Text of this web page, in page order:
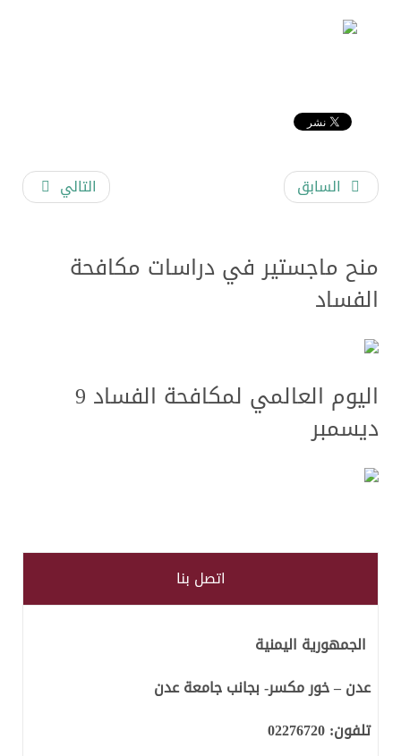
السابق التالي
منح ماجستير في دراسات مكافحة
الفساد
اليوم العالمي لمكافحة الفساد 9
ديسمبر
اتصل بنا
الجمهورية اليمنية
عدن – خور مكسر- بجانب جامعة عدن
تلفون:02276720